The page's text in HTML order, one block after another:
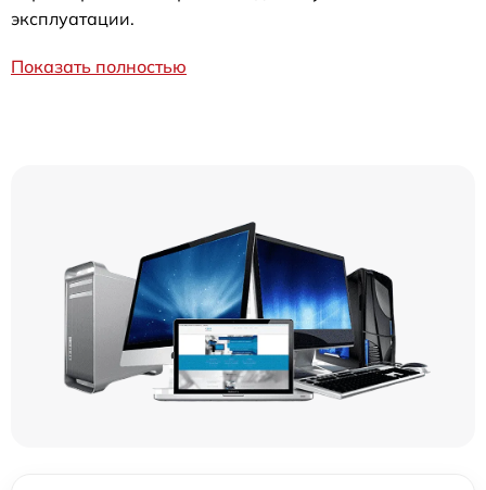
эксплуатации.
Показать полностью